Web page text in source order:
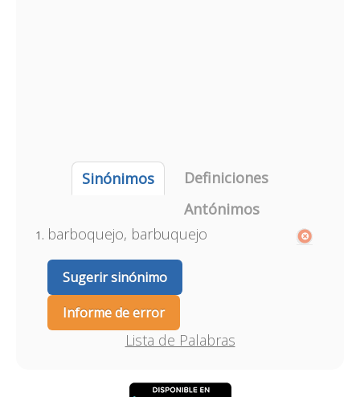
Sinónimos
Definiciones
Antónimos
barboquejo, barbuquejo
Sugerir sinónimo
Informe de error
Lista de Palabras